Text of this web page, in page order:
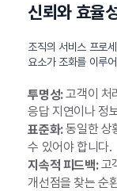
신뢰와 효율
조직의 서비스 프로
요소가 조화를 이루
투명성:고객이 처
응답 지연이나 정
표준화:동일한 상
수 있어야 합니다.
지속적 피드백:고
개선점을 찾는 순